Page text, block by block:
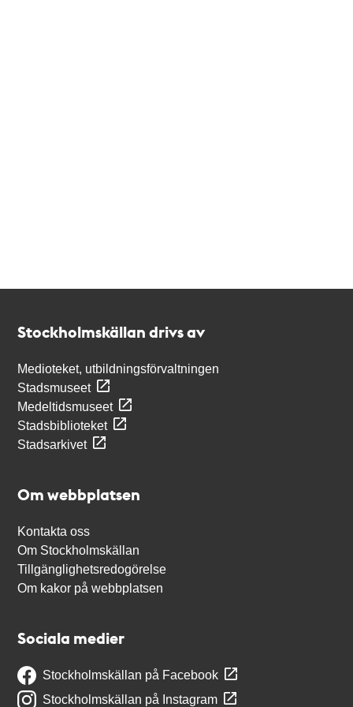
Stockholmskällan drivs av
Medioteket, utbildningsförvaltningen
Stadsmuseet
Medeltidsmuseet
Stadsbiblioteket
Stadsarkivet
Om webbplatsen
Kontakta oss
Om Stockholmskällan
Tillgänglighetsredogörelse
Om kakor på webbplatsen
Sociala medier
Stockholmskällan på Facebook
Stockholmskällan på Instagram